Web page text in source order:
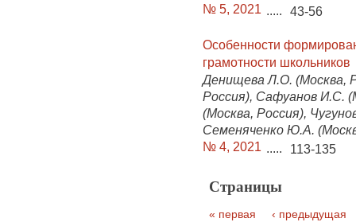
№ 5, 2021 ..... 43-56
Особенности
грамотности школьников
Денищева Л.О. (Москва,
Россия), Сафуанов И.С.
(Москва, Россия),
Семеняченко Ю.А.
№ 4, 2021 ..... 113-135
Страницы
« первая
‹ предыдущая